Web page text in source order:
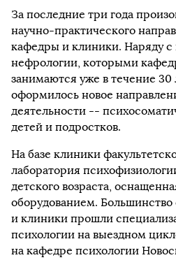
За последние три года
научно-практического
кафедры и клиники. Наряду
нефрологии, которыми
занимаются уже в течение 30
оформилось новое
деятельности --
детей и подростков.
На базе клиники
лаборатория
детского возраста,
оборудованием.
и клиники прошли
психологии на выездном
на кафедре психологии